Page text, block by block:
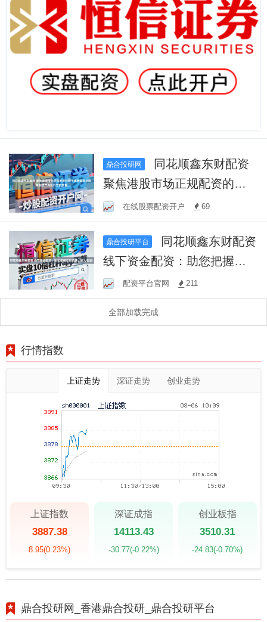
鼎合投研网
聚焦港股市场正规配资的因
子漂移监测从规则制定方与
执行方的双重
在线股票配资开户 69
鼎合投研平台
线下资金配资：助您把握投
资机遇，放大收益！
配资平台官网 211
全部加载完成
行情指数
上证走势 深证走势 创业走势
上证指数
3887.38
8.95(0.23%)
深证成指
14113.43
-30.77(-0.22%)
创业板指
3510.31
-24.83(-0.70%)
鼎合投研网_香港鼎合投研_鼎合投研平台